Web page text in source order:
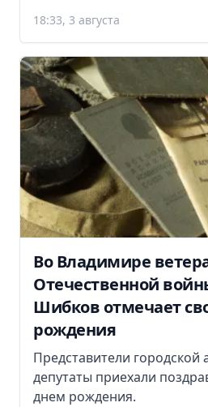
18:33, 3 августа
Во Владимире
Отечественной
Шибков отмечает
рождения
Представители
депутаты приехали
днем рождения.